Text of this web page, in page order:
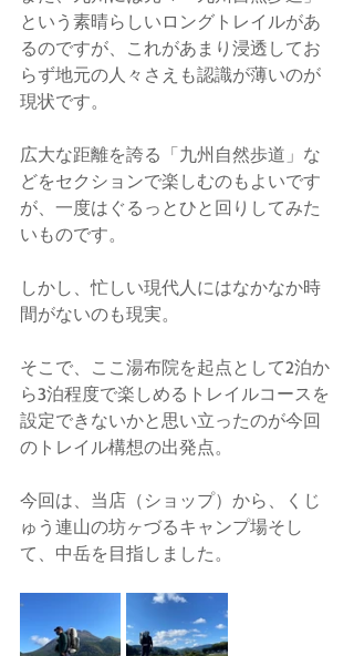
という素晴らしいロングトレイルがあ
るのですが、これがあまり浸透してお
らず地元の人々さえも認識が薄いのが
現状です。
広大な距離を誇る「九州自然歩道」な
どをセクションで楽しむのもよいです
が、一度はぐるっとひと回りしてみた
いものです。
しかし、忙しい現代人にはなかなか時
間がないのも現実。
そこで、ここ湯布院を起点として2泊か
ら3泊程度で楽しめるトレイルコースを
設定できないかと思い立ったのが今回
のトレイル構想の出発点。
今回は、当店（ショップ）から、くじ
ゅう連山の坊ヶづるキャンプ場そし
て、中岳を目指しました。